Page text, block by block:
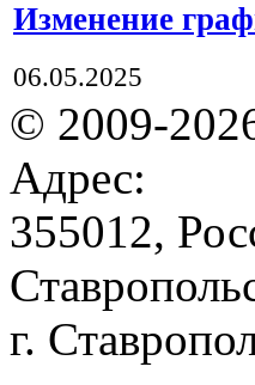
Изменение
06.05.2025
© 2009-
Адрес:
355012,
г.